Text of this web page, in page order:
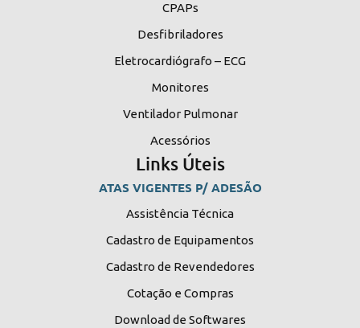
CPAPs
Desfibriladores
Eletrocardiógrafo – ECG
Monitores
Ventilador Pulmonar
Acessórios
Links Úteis
ATAS VIGENTES P/ ADESÃO
Assistência Técnica
Cadastro de Equipamentos
Cadastro de Revendedores
Cotação e Compras
Download de Softwares